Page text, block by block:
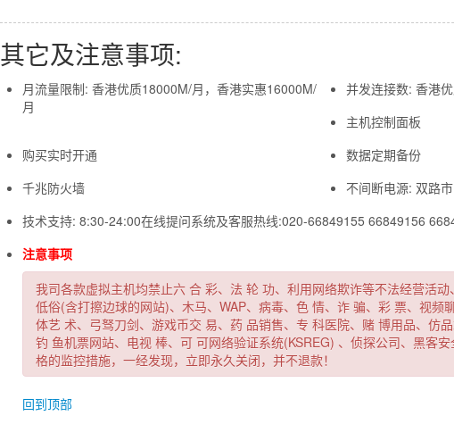
其它及注意事项:
月流量限制: 香港优质18000M/月，香港实惠16000M/
月
并发连接数: 香港
主机控制面板
购买实时开通
数据定期备份
千兆防火墙
不间断电源: 双路
技术支持: 8:30-24:00在线提问系统及客服热线:020-66849155 66849156
注意事项
我司各款虚拟主机均禁止六 合 彩、法 轮 功、利用网络欺诈等不法经营活
低俗(含打擦边球的网站)、木马、WAP、病毒、色 情、诈 骗、彩 票、视频
体艺 术、弓驽刀剑、游戏币交 易、药 品销售、专 科医院、赌 博用品、仿
钓 鱼机票网站、电视 棒、可 可网络验证系统(KSREG) 、侦探公司、黑客
格的监控措施，一经发现，立即永久关闭，并不退款！
回到顶部